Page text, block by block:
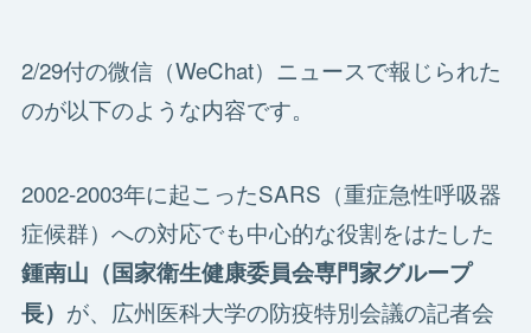
2/29付の微信（WeChat）ニュースで報じられた
のが以下のような内容です。
2002-2003年に起こったSARS（重症急性呼吸器
症候群）への対応でも中心的な役割をはたした
鍾南山（国家衛生健康委員会専門家グループ
長） が、広州医科大学の防疫特別会議の記者会